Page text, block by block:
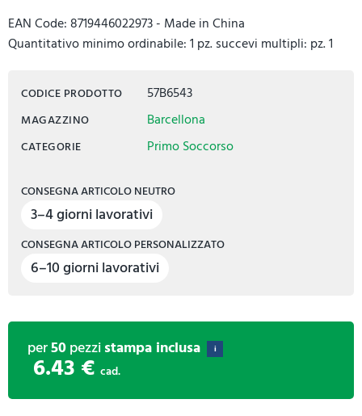
EAN Code: 8719446022973 - Made in China
Quantitativo minimo ordinabile: 1 pz. succevi multipli: pz. 1
CODICE PRODOTTO 57B6543
MAGAZZINO Barcellona
CATEGORIE Primo Soccorso
CONSEGNA ARTICOLO NEUTRO
3–4 giorni lavorativi
CONSEGNA ARTICOLO PERSONALIZZATO
6–10 giorni lavorativi
per50pezzistampa inclusa i
6.43 € cad.